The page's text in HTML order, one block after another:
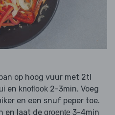
op hoog vuur met 2tl
ui en knoflook 2-3min. Voeg
en een snuf peper toe.
en laat de groente 3-4min